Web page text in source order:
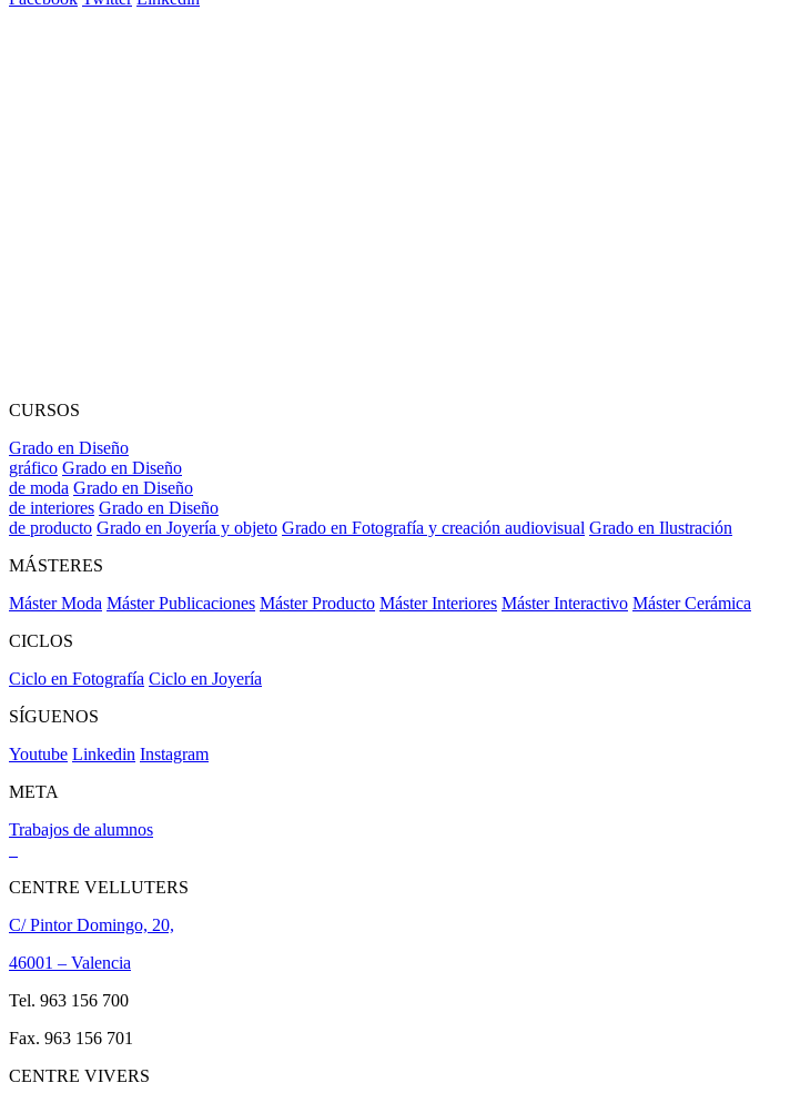
CURSOS
Grado en Diseño
gráfico Grado en Diseño
de moda Grado en Diseño
de interiores Grado en Diseño
de producto Grado en Joyería y objeto Grado en Fotografía y creación audiovisual Grado en Ilustración
MÁSTERES
Máster Moda Máster Publicaciones Máster Producto Máster Interiores Máster Interactivo Máster Cerámica
CICLOS
Ciclo en Fotografía Ciclo en Joyería
SÍGUENOS
Youtube Linkedin Instagram
META
Trabajos de alumnos
CENTRE VELLUTERS
C/ Pintor Domingo, 20,
46001 – Valencia
Tel. 963 156 700
Fax. 963 156 701
CENTRE VIVERS